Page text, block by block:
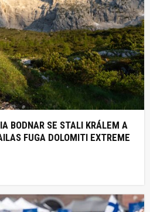
BODNAR SE STALI KRÁLEM A
FUGA DOLOMITI EXTREME